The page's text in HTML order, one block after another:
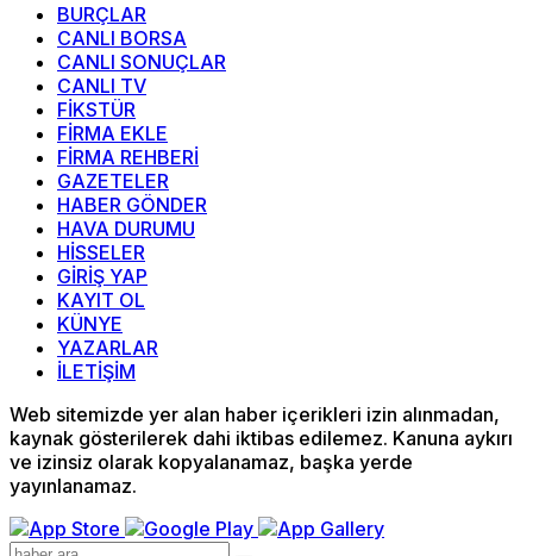
BURÇLAR
CANLI BORSA
CANLI SONUÇLAR
CANLI TV
FİKSTÜR
FİRMA EKLE
FİRMA REHBERİ
GAZETELER
HABER GÖNDER
HAVA DURUMU
HİSSELER
GİRİŞ YAP
KAYIT OL
KÜNYE
YAZARLAR
İLETİŞİM
Web sitemizde yer alan haber içerikleri izin alınmadan,
kaynak gösterilerek dahi iktibas edilemez. Kanuna aykırı
ve izinsiz olarak kopyalanamaz, başka yerde
yayınlanamaz.